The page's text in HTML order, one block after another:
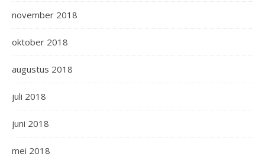
november 2018
oktober 2018
augustus 2018
juli 2018
juni 2018
mei 2018